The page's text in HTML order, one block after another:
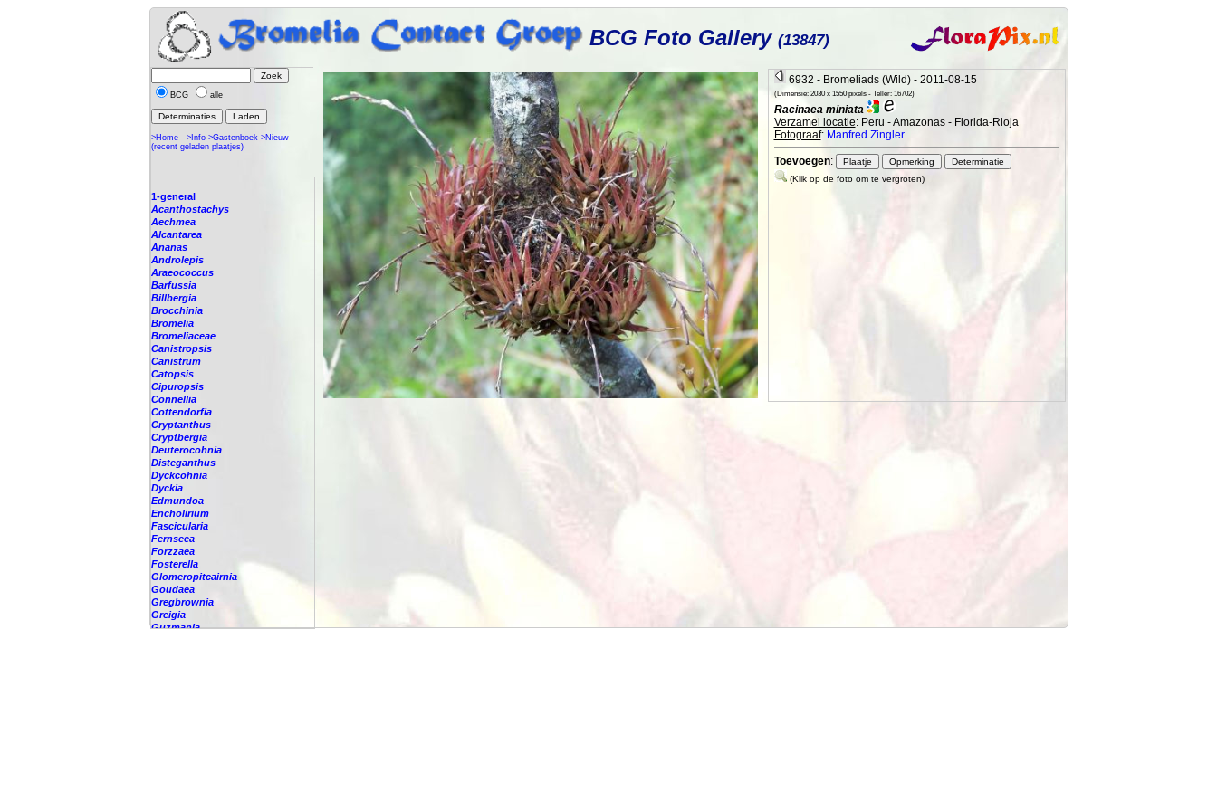
BCG Foto Gallery (13847)
BCG alle
>Home >Info >Gastenboek >Nieuw
(recent geladen plaatjes)
1-general
Acanthostachys
Aechmea
Alcantarea
Ananas
Androlepis
Araeococcus
Barfussia
Billbergia
Brocchinia
Bromelia
Bromeliaceae
Canistropsis
Canistrum
Catopsis
Cipuropsis
Connellia
Cottendorfia
Cryptanthus
Cryptbergia
Deuterocohnia
Disteganthus
Dyckcohnia
Dyckia
Edmundoa
Encholirium
Fascicularia
Fernseea
Forzzaea
Fosterella
Glomeropitcairnia
Goudaea
Gregbrownia
Greigia
Guzmania
6932 - Bromeliads (Wild) - 2011-08-15
(Dimensie: 2030 x 1550 pixels - Teller: 16702)
Racinaea miniata
Verzamel locatie: Peru - Amazonas - Florida-Rioja
Fotograaf: Manfred Zingler
Toevoegen:
(Klik op de foto om te vergroten)